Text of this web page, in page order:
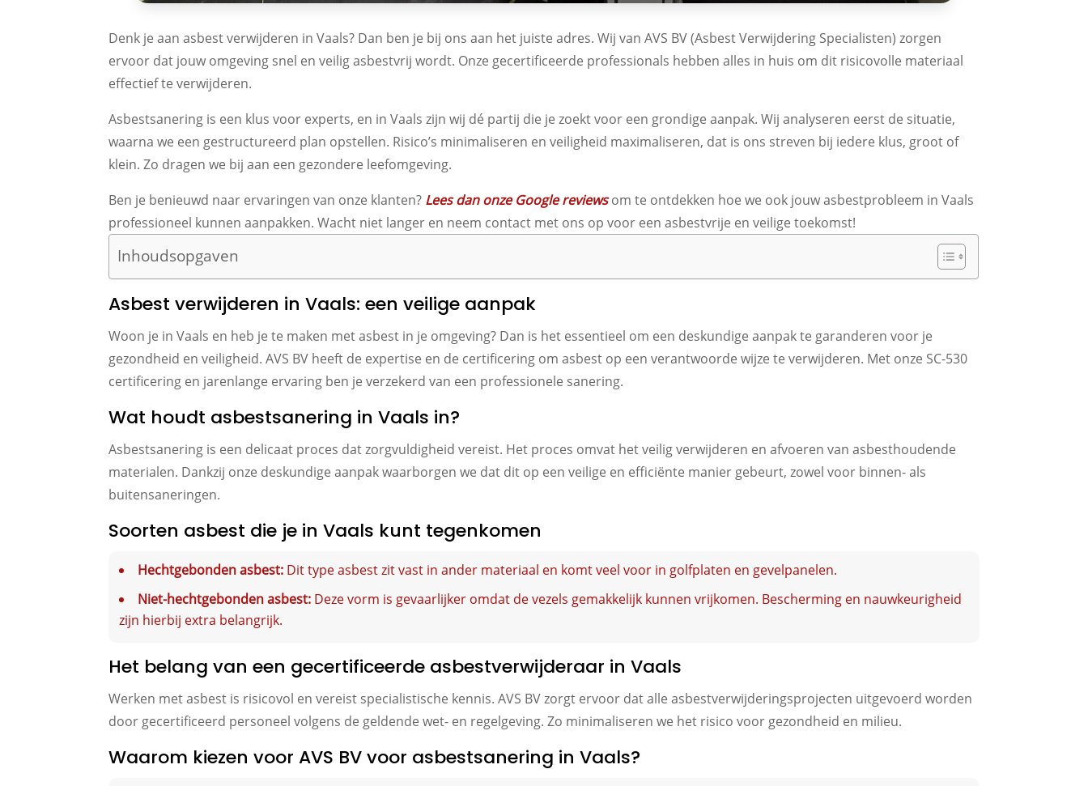
Denk je aan asbest verwijderen in Vaals? Dan ben je bij ons aan het juiste adres. Wij van AVS BV (Asbest Verwijdering Specialisten) zorgen
ervoor dat jouw omgeving snel en veilig asbestvrij wordt. Onze gecertificeerde professionals hebben alles in huis om dit risicovolle materiaal
effectief te verwijderen.
Asbestsanering is een klus voor experts, en in Vaals zijn wij dé partij die je zoekt voor een grondige aanpak. Wij analyseren eerst de situatie,
waarna we een gestructureerd plan opstellen. Risico’s minimaliseren en veiligheid maximaliseren, dat is ons streven bij iedere klus, groot of
klein. Zo dragen we bij aan een gezondere leefomgeving.
Ben je benieuwd naar ervaringen van onze klanten? Lees dan onze Google reviewsom te ontdekken hoe we ook jouw asbestprobleem in Vaals
professioneel kunnen aanpakken. Wacht niet langer en neem contact met ons op voor een asbestvrije en veilige toekomst!
Inhoudsopgaven
Asbest verwijderen in Vaals: een veilige aanpak
Woon je in Vaals en heb je te maken met asbest in je omgeving? Dan is het essentieel om een deskundige aanpak te garanderen voor je
gezondheid en veiligheid. AVS BV heeft de expertise en de certificering om asbest op een verantwoorde wijze te verwijderen. Met onze SC-530
certificering en jarenlange ervaring ben je verzekerd van een professionele sanering.
Wat houdt asbestsanering in Vaals in?
Asbestsanering is een delicaat proces dat zorgvuldigheid vereist. Het proces omvat het veilig verwijderen en afvoeren van asbesthoudende
materialen. Dankzij onze deskundige aanpak waarborgen we dat dit op een veilige en efficiënte manier gebeurt, zowel voor binnen- als
buitensaneringen.
Soorten asbest die je in Vaals kunt tegenkomen
Hechtgebonden asbest: Dit type asbest zit vast in ander materiaal en komt veel voor in golfplaten en gevelpanelen.
Niet-hechtgebonden asbest: Deze vorm is gevaarlijker omdat de vezels gemakkelijk kunnen vrijkomen. Bescherming en nauwkeurigheid
zijn hierbij extra belangrijk.
Het belang van een gecertificeerde asbestverwijderaar in Vaals
Werken met asbest is risicovol en vereist specialistische kennis. AVS BV zorgt ervoor dat alle asbestverwijderingsprojecten uitgevoerd worden
door gecertificeerd personeel volgens de geldende wet- en regelgeving. Zo minimaliseren we het risico voor gezondheid en milieu.
Waarom kiezen voor AVS BV voor asbestsanering in Vaals?